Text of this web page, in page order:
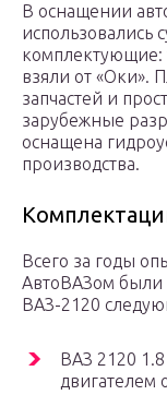
В оснащении
использовались
комплектующие:
взяли от «Оки».
запчастей и
зарубежные
оснащена
производства.
Всего за годы
АвтоВАЗом были
ВАЗ-2120
ВАЗ 2120
двигателем